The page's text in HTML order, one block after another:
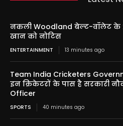
नकली Woodland बेल्ट-वॉलेट के
खान को नोटिस
ENTERTAINMENT 13 minutes ago
Team India Cricketers
इन क्रिकेटरों के पास है सरकारी
Officer
SPORTS 40 minutes ago